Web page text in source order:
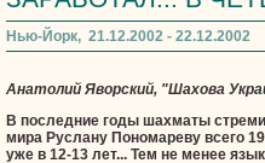
Нью-Йорк, 21.12.2002 - 22.12.2002
Анатолий Яворский, "Шахова
В последние годы шахматы
мира Руслану Пономареву всего
уже в 12-13 лет... Тем не менее